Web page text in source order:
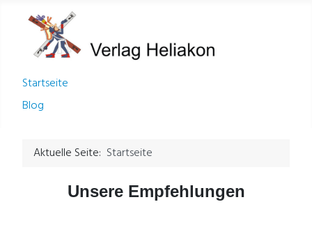
Startseite
Blog
Aktuelle Seite: Startseite
Unsere Empfehlungen